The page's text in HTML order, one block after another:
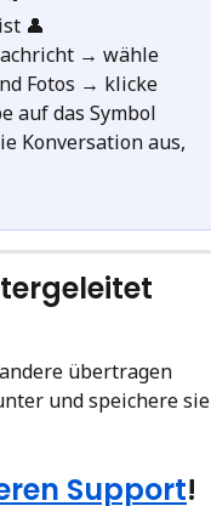
👤
→ wähle
Fotos → klicke
auf das Symbol
Konversation aus,
übertragen
und speichere sie
Support!